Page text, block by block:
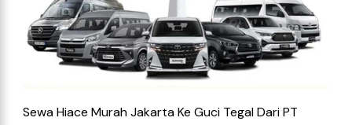
Sewa Hiace Murah Jakarta Ke Guci Tegal DariPT